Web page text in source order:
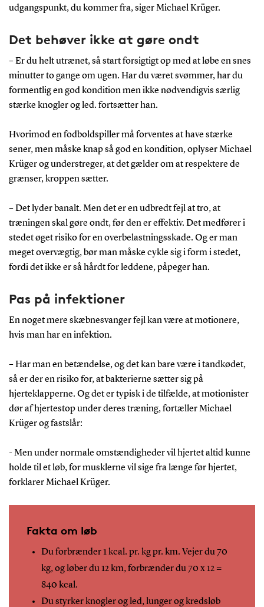
udgangspunkt, du kommer fra, siger Michael Krüger.
Det behøver ikke at gøre ondt
– Er du helt utrænet, så start forsigtigt op med at løbe en snes
minutter to gange om ugen. Har du været svømmer, har du
formentlig en god kondition men ikke nødvendigvis særlig
stærke knogler og led. fortsætter han.
Hvorimod en fodboldspiller må forventes at have stærke
sener, men måske knap så god en kondition, oplyser Michael
Krüger og understreger, at det gælder om at respektere de
grænser, kroppen sætter.
– Det lyder banalt. Men det er en udbredt fejl at tro, at
træningen skal gøre ondt, før den er effektiv. Det medfører i
stedet øget risiko for en overbelastningsskade. Og er man
meget overvægtig, bør man måske cykle sig i form i stedet,
fordi det ikke er så hårdt for leddene, påpeger han.
Pas på infektioner
En noget mere skæbnesvanger fejl kan være at motionere,
hvis man har en infektion.
– Har man en betændelse, og det kan bare være i tandkødet,
så er der en risiko for, at bakterierne sætter sig på
hjerteklapperne. Og det er typisk i de tilfælde, at motionister
dør af hjertestop under deres træning, fortæller Michael
Krüger og fastslår:
- Men under normale omstændigheder vil hjertet altid kunne
holde til et løb, for musklerne vil sige fra længe før hjertet,
forklarer Michael Krüger.
Fakta om løb
Du forbrænder 1 kcal. pr. kg pr. km. Vejer du 70
kg, og løber du 12 km, forbrænder du 70 x 12 =
840 kcal.
Du styrker knogler og led, lunger og kredsløb